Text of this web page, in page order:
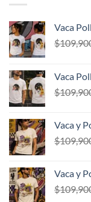
Vaca
$
Vaca
$
Vaca y
$
Vaca y
$